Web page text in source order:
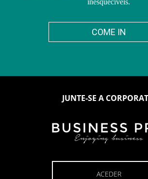
COME IN
JUNTE-SE A
ACEDER